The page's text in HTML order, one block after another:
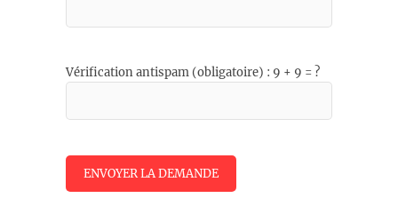
Vérification antispam (obligatoire) : 9 + 9 = ?